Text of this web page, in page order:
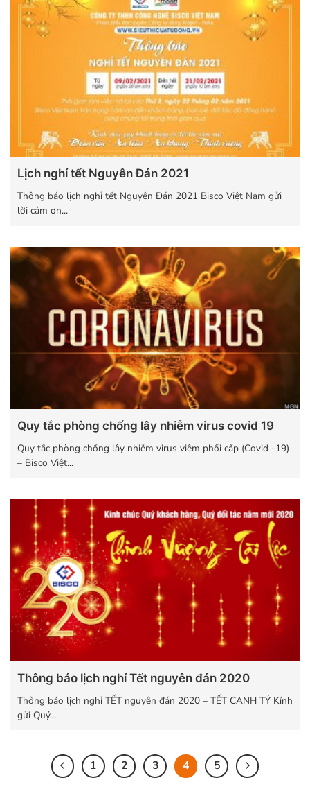
Lịch nghỉ tết Nguyên Đán 2021
Thông báo lịch nghỉ tết Nguyên Đán 2021 Bisco Việt Nam gửi
lời cảm ơn...
Quy tắc phòng chống lây nhiễm virus covid 19
Quy tắc phòng chống lây nhiễm virus viêm phổi cấp (Covid -19)
– Bisco Việt...
Thông báo lịch nghỉ Tết nguyên đán 2020
Thông báo lịch nghỉ TẾT nguyên đán 2020 – TẾT CANH TÝ Kính
gửi Quý...
1 2 3 4 5